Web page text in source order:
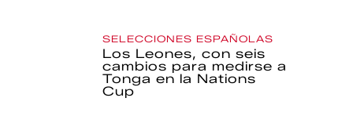
SELECCIONES ESPAÑOLAS
Los Leones, con seis
cambios para medirse a
Tonga en la Nations
Cup